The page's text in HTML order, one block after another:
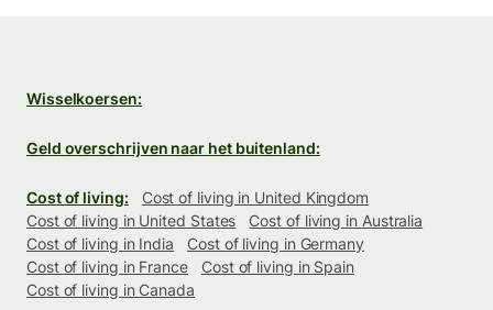
Wisselkoersen:
Geld overschrijven naar het buitenland:
Cost of living:
Cost of living in United Kingdom
Cost of living in United States
Cost of living in Australia
Cost of living in India
Cost of living in Germany
Cost of living in France
Cost of living in Spain
Cost of living in Canada